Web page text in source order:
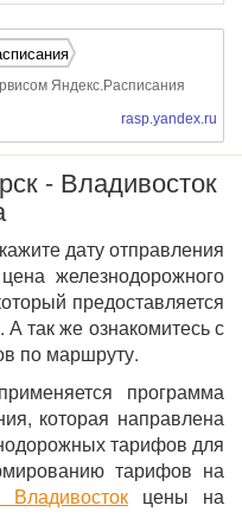
Яндекс.Расписания
rasp.yandex.ru
- Владивосток
дату отправления
железнодорожного
предоставляется
так же ознакомитесь с
по маршруту.
программа
которая направлена
тарифов для
тарифов на
цены на